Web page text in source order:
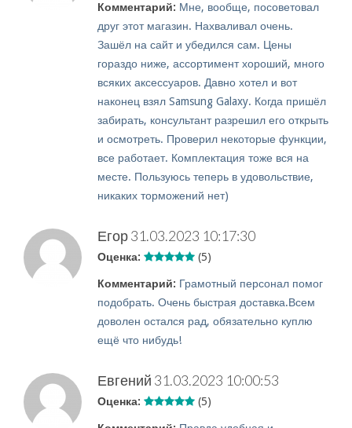
Комментарий: Мне, вообще, посоветовал
друг этот магазин. Нахваливал очень.
Зашёл на сайт и убедился сам. Цены
гораздо ниже, ассортимент хороший, много
всяких аксессуаров. Давно хотел и вот
наконец взял Samsung Galaxy. Когда пришёл
забирать, консультант разрешил его открыть
и осмотреть. Проверил некоторые функции,
все работает. Комплектация тоже вся на
месте. Пользуюсь теперь в удовольствие,
никаких торможений нет)
Егор31.03.2023 10:17:30
Оценка: (5)
Комментарий: Грамотный персонал помог
подобрать. Очень быстрая доставка.Всем
доволен остался рад, обязательно куплю
ещё что нибудь!
Евгений 31.03.2023 10:00:53
Оценка: (5)